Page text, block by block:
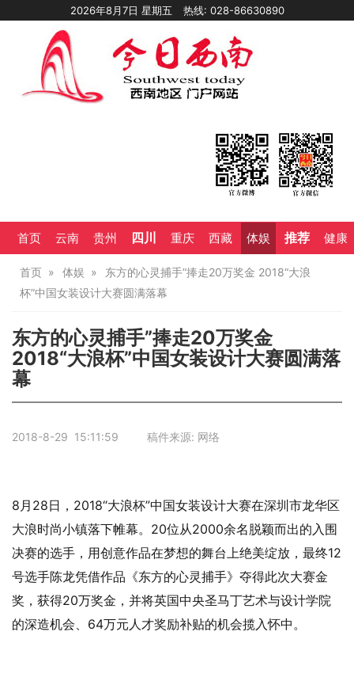
2026年8月7日 星期五 热线: 028-86630890
首页 云南 贵州 四川 重庆 西藏 体娱 推荐 健康
首页 体娱
东方的心灵捕手”捧走20万奖金 2018“大浪
杯”中国女装设计大赛圆满落幕
东方的心灵捕手”捧走20万奖金
2018“大浪杯”中国女装设计大赛圆满落
幕
2018-8-29 15:11:59 稿件来源: 网络
8月28日，2018“大浪杯”中国女装设计大赛在深圳市龙华区
大浪时尚小镇落下帷幕。20位从2000余名脱颖而出的入围
决赛的选手，用创意作品在梦想的舞台上绝美绽放，最终12
号选手陈龙凭借作品《东方的心灵捕手》夺得此次大赛金
奖，获得20万奖金，并将英国中央圣马丁艺术与设计学院
的深造机会、64万元人才奖励补贴的机会揽入怀中。